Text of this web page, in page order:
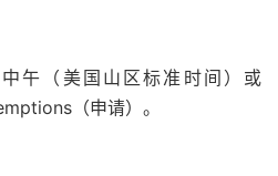
中午（美国山区标准时间）或
（申请）。